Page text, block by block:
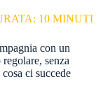
10 MINUTI
con un
senza
ci succede